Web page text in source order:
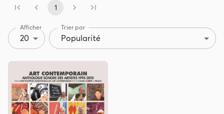
1
Afficher
20
Trier par
Popularité